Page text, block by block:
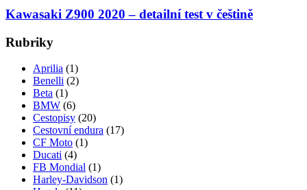
Kawasaki Z900 2020 – detailní test v češtině
Rubriky
Aprilia (1)
Benelli (2)
Beta (1)
BMW (6)
Cestopisy (20)
Cestovní endura (17)
CF Moto (1)
Ducati (4)
FB Mondial (1)
Harley-Davidson (1)